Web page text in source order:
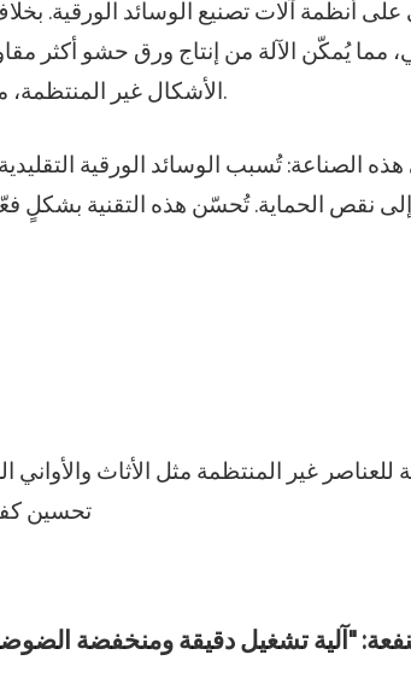
أنظمة آلات تصنيع الوسائد الورقية.
مما يُمكّن الآلة من إنتاج ورق حشو أكثر
الأشكال غير المنتظمة، مما يُحسّن أداء التوسيد ويعزز سلامة النقل.
الصناعة: تُسبب الوسائد الورقية
للعناصر غير المنتظمة مثل الأثاث
تحسين